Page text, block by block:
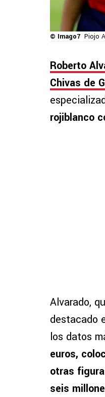
© Imago7 Piojo
Roberto
Chivas de
rojiblanco
Alvarado,
destacado
los datos
euros,
otras
seis